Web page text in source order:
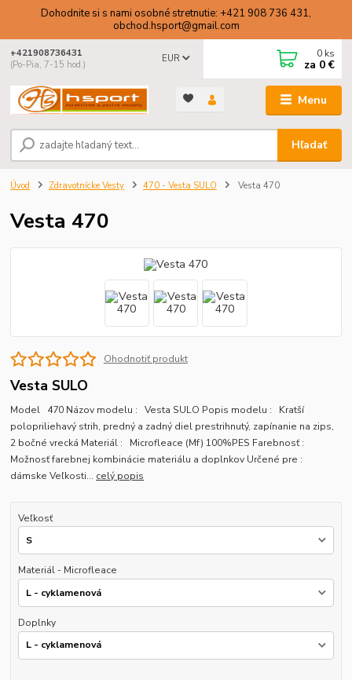
Dohodnite si s nami osobné stretnutie: +421 908 736 431,
obchod.hsport@gmail.com
Menu
EUR
Hľadať
+421908736431
(Po-Pia, 7-15 hod.)
0 ks
za 0 €
Úvod Zdravotnícke Vesty 470 - Vesta SULO Vesta 470
Vesta 470
Ohodnotiť produkt
Vesta SULO
Model 470 Názov modelu : Vesta SULO Popis modelu : Kratší
polopriliehavý strih, predný a zadný diel prestrihnutý, zapínanie na zips,
2 bočné vrecká Materiál : Microfleace (Mf) 100%PES Farebnosť :
Možnosť farebnej kombinácie materiálu a doplnkov Určené pre :
dámske Veľkosti... celý popis
Veľkosť
Materiál - Microfleace
Doplnky